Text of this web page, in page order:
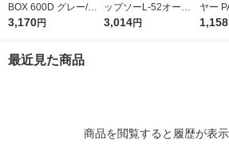
BOX 600D グレー/モ
スグリーン 1台
3,170円
ップソーL-52オール
ラウンド L-52 230×2.
3,014円
ヤー
1,158
最近見た商品
商品を閲覧すると履歴が表